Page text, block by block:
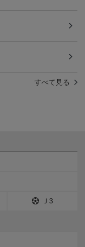
すべて見る
Ｊ3